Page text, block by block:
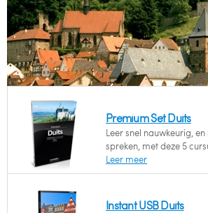
Premium Set Duits
Leer snel nauwkeurig,
spreken, met deze 5
Leer meer
Instant USB Duits